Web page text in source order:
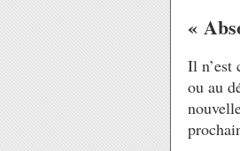
«
Il n’est
ou au